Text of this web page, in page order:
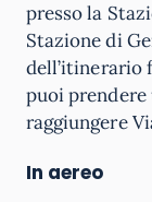
presso la
Stazione di
dell’itinerario
puoi
raggiungere
In aereo